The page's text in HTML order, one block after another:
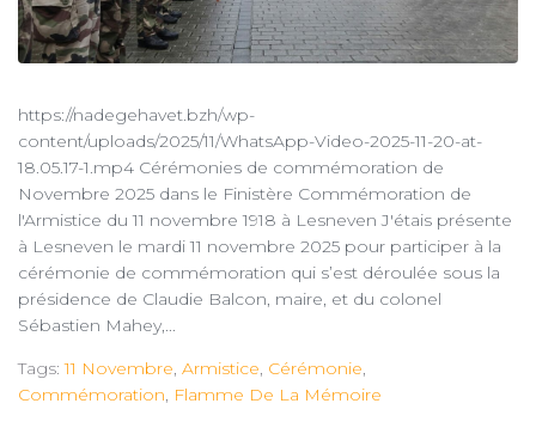
https://nadegehavet.bzh/wp-
content/uploads/2025/11/WhatsApp-Video-2025-11-20-at-
18.05.17-1.mp4 Cérémonies de commémoration de
Novembre 2025 dans le Finistère Commémoration de
l'Armistice du 11 novembre 1918 à Lesneven J'étais présente
à Lesneven le mardi 11 novembre 2025 pour participer à la
cérémonie de commémoration qui s’est déroulée sous la
présidence de Claudie Balcon, maire, et du colonel
Sébastien Mahey,...
Tags:11 Novembre, Armistice, Cérémonie,
Commémoration, Flamme De La Mémoire